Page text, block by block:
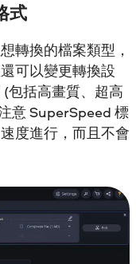
式
轉換的檔案類型，
可以變更轉換設
包括高畫質、超高
意 SuperSpeed 標
度進行，而且不會